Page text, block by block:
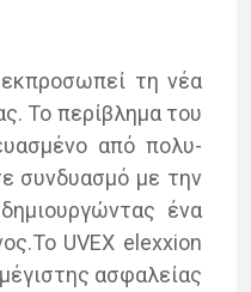
τη νέα
Το πε­ρί­βλη­μα του
από πο­λυ­
συν­δυα­σμό με την
ένα
UVEX elexxion
ασφα­λεί­ας